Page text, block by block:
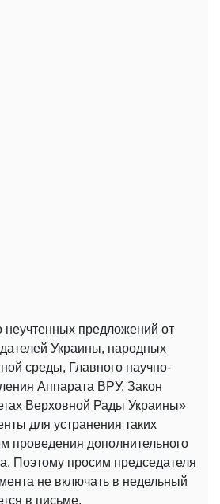
неучтенных предложений от
Украины, народных
среды, Главного научно-
Аппарата ВРУ. Закон
Верховной Рады Украины»
для устранения таких
проведения дополнительного
Поэтому просим председателя
не включать в недельный
в письме.